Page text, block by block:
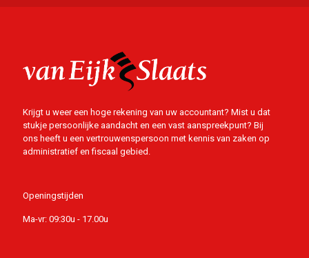
Krijgt u weer een hoge rekening van uw accountant? Mist u dat
stukje persoonlijke aandacht en een vast aanspreekpunt? Bij
ons heeft u een vertrouwenspersoon met kennis van zaken op
administratief en fiscaal gebied.
Openingstijden
Ma-vr: 09:30u - 17.00u